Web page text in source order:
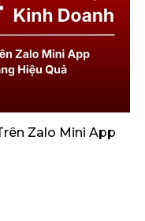
Zalo Mini App